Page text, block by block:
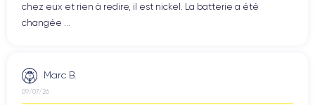
chez eux et rien à redire, il est nickel. La batterie a été
changée ...
Marc B.
09/07/26